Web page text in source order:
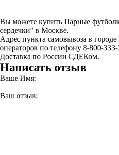
Вы можете купить Парные
сердечки" в Москве.
Адрес пункта самовывоза в
операторов по телефону 8-800-
Доставка по России СДЕКом.
Написать отзыв
Ваше Имя:
Ваш отзыв: